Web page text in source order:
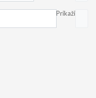
Prikaži